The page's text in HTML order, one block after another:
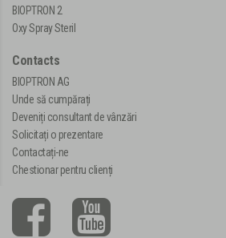
BIOPTRON 2
Oxy Spray Steril
Contacts
BIOPTRON AG
Unde să cumpărați
Deveniți consultant de vânzări
Solicitați o prezentare
Contactați-ne
Chestionar pentru clienți